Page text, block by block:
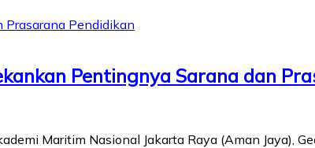
Pentingnya Sarana dan
Maritim Nasional Jakarta Raya (Aman Jaya),